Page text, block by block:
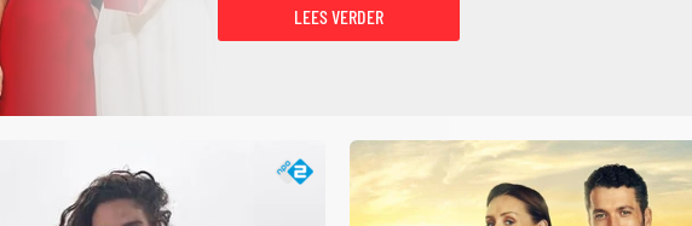
LEES VERDER